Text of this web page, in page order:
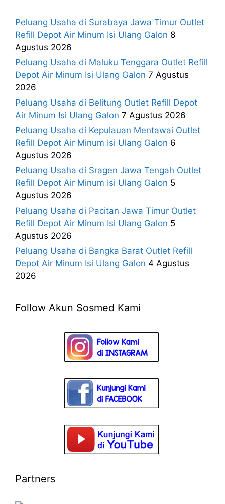
Peluang Usaha di Surabaya Jawa Timur Outlet
Refill Depot Air Minum Isi Ulang Galon 8
Agustus 2026
Peluang Usaha di Maluku Tenggara Outlet Refill
Depot Air Minum Isi Ulang Galon 7 Agustus
2026
Peluang Usaha di Belitung Outlet Refill Depot
Air Minum Isi Ulang Galon 7 Agustus 2026
Peluang Usaha di Kepulauan Mentawai Outlet
Refill Depot Air Minum Isi Ulang Galon 6
Agustus 2026
Peluang Usaha di Sragen Jawa Tengah Outlet
Refill Depot Air Minum Isi Ulang Galon 5
Agustus 2026
Peluang Usaha di Pacitan Jawa Timur Outlet
Refill Depot Air Minum Isi Ulang Galon 5
Agustus 2026
Peluang Usaha di Bangka Barat Outlet Refill
Depot Air Minum Isi Ulang Galon 4 Agustus
2026
Follow Akun Sosmed Kami
Partners